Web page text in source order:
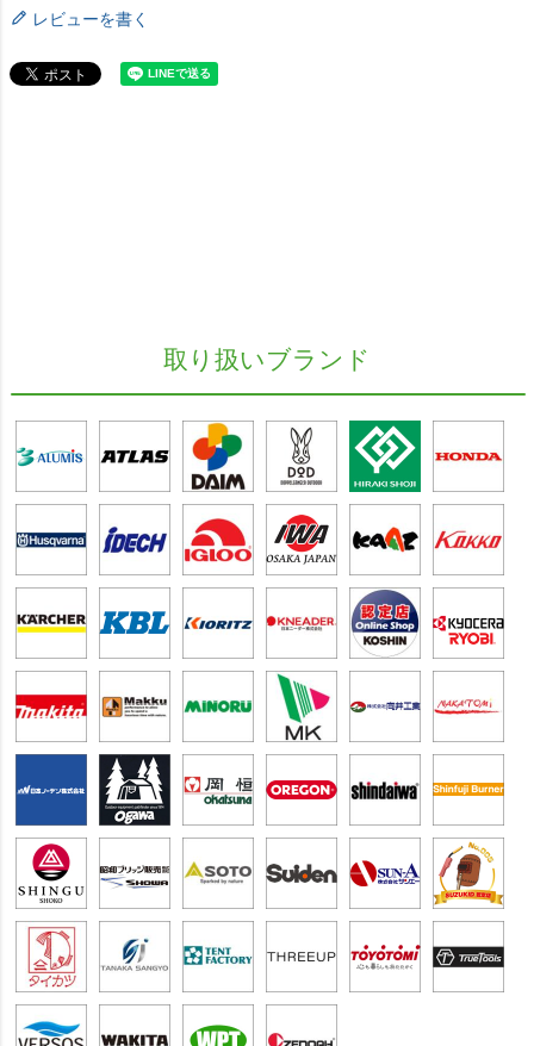
レビューを書く
取り扱いブランド